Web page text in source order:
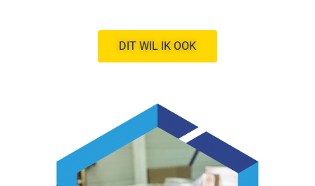
DIT WIL IK OOK